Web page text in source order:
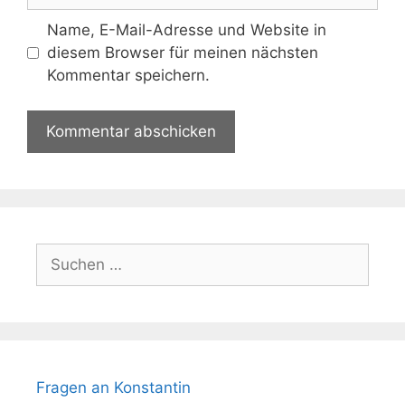
Name, E-Mail-Adresse und Website in
diesem Browser für meinen nächsten
Kommentar speichern.
nach:
Fragen an Konstantin